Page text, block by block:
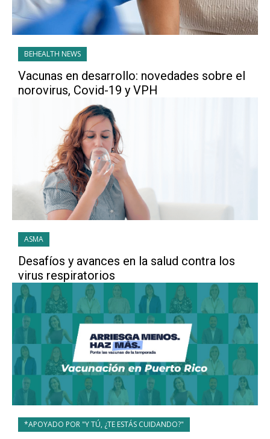
BEHEALTH NEWS
Vacunas en desarrollo: novedades sobre el
norovirus, Covid-19 y VPH
ASMA
Desafíos y avances en la salud contra los
virus respiratorios
*APOYADO POR "Y TÚ, ¿TE ESTÁS CUIDANDO?"